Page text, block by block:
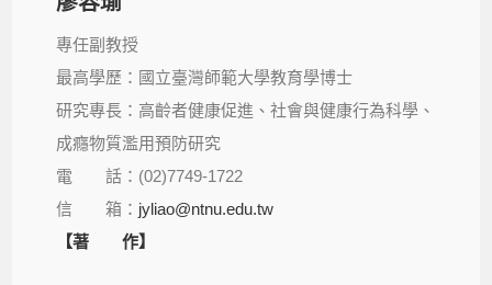
專任副教授
最高學歷：國立臺灣師範大學教育學博士
研究專長：高齡者健康促進、社會與健康行為科學、
成癮物質濫用預防研究
電 話：(02)7749-1722
信 箱： jyliao@ntnu.edu.tw
【著 作】